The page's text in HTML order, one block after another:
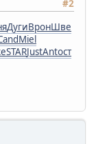
#2
ДугиВронШве
Miel
STARJustAntoст